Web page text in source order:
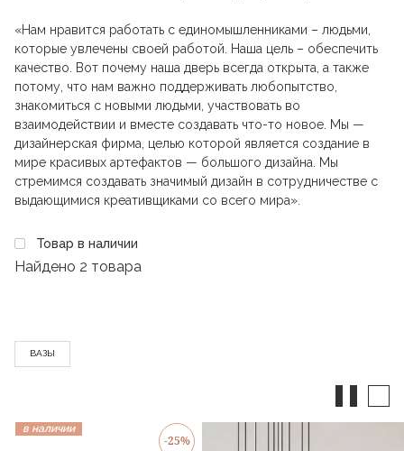
«Нам нравится работать с единомышленниками – людьми,
которые увлечены своей работой. Наша цель – обеспечить
качество. Вот почему наша дверь всегда открыта, а также
потому, что нам важно поддерживать любопытство,
знакомиться с новыми людьми, участвовать во
взаимодействии и вместе создавать что-то новое. Мы —
дизайнерская фирма, целью которой является создание в
мире красивых артефактов — большого дизайна. Мы
стремимся создавать значимый дизайн в сотрудничестве с
выдающимися креативщиками со всего мира».
Товар в наличии
Найдено 2 товара
ВАЗЫ
в наличии
-25%